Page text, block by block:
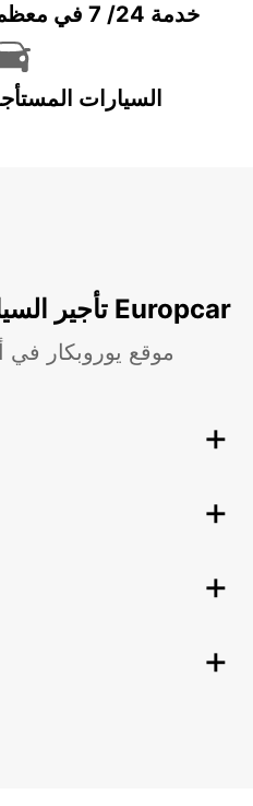
خدمة 24/ 7 في معظم المطارات الرئيسية
السيارات
تأجير السيارات في أبو ظبي مع Europcar
موقع يوروبكار في